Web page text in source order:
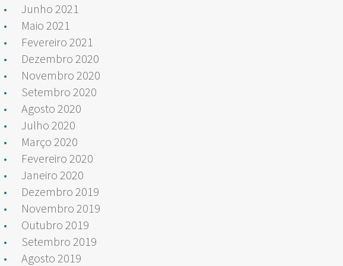
Junho 2021
Maio 2021
Fevereiro 2021
Dezembro 2020
Novembro 2020
Setembro 2020
Agosto 2020
Julho 2020
Março 2020
Fevereiro 2020
Janeiro 2020
Dezembro 2019
Novembro 2019
Outubro 2019
Setembro 2019
Agosto 2019